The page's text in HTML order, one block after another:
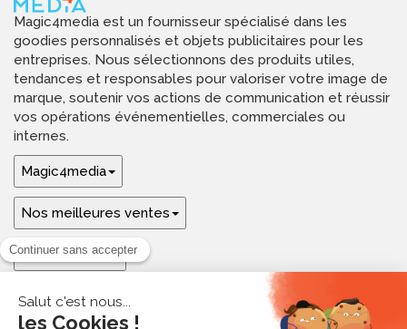
Magic4media est un fournisseur spécialisé dans les
goodies personnalisés et objets publicitaires pour les
entreprises. Nous sélectionnons des produits utiles,
tendances et responsables pour valoriser votre image de
marque, soutenir vos actions de communication et réussir
vos opérations événementielles, commerciales ou
internes.
Magic4media
Nos meilleures ventes
Guides & aide
Ressources & inspirations